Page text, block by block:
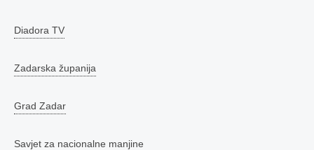
Diadora TV
Zadarska županija
Grad Zadar
Savjet za nacionalne manjine